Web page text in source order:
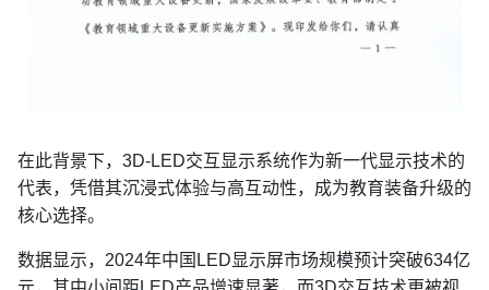
在此背景下，3D-LED交互显示系统作为新一代显示技术的
代表，凭借其沉浸式体验与高互动性，成为教育装备升级的
核心选择。
数据显示，2024年中国LED显示屏市场规模预计突破634亿